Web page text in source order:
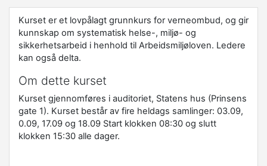
Kurset er et lovpålagt grunnkurs for verneombud, og gir
kunnskap om systematisk helse-, miljø- og
sikkerhetsarbeid i henhold til Arbeidsmiljøloven. Ledere
kan også delta.
Om dette kurset
Kurset gjennomføres i auditoriet, Statens hus (Prinsens
gate 1). Kurset består av fire heldags samlinger: 03.09,
0.09, 17.09 og 18.09 Start klokken 08:30 og slutt
klokken 15:30 alle dager.